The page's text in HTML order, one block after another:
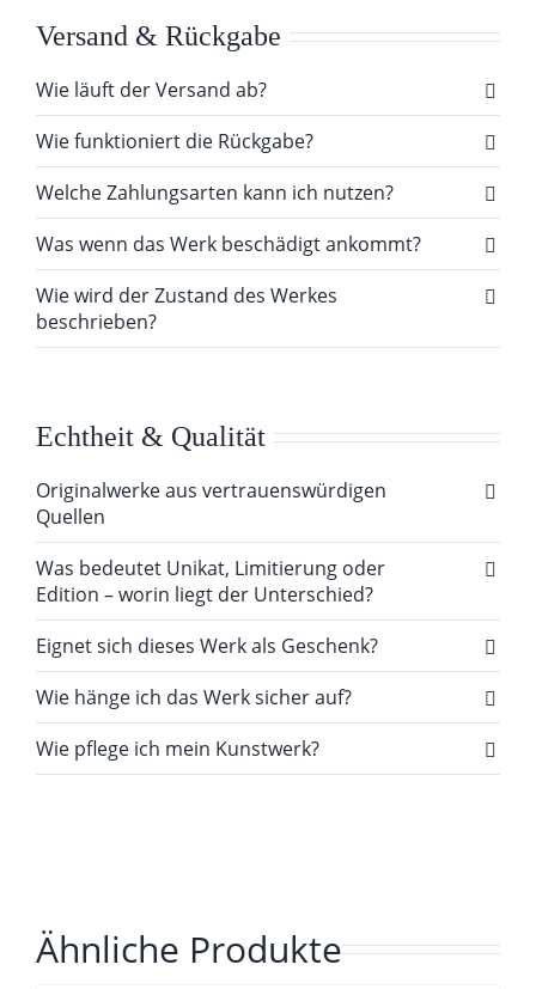
Versand & Rückgabe
Wie läuft der Versand ab?
Wie funktioniert die Rückgabe?
Welche Zahlungsarten kann ich nutzen?
Was wenn das Werk beschädigt ankommt?
Wie wird der Zustand des Werkes
beschrieben?
Echtheit & Qualität
Originalwerke aus vertrauenswürdigen
Quellen
Was bedeutet Unikat, Limitierung oder
Edition – worin liegt der Unterschied?
Eignet sich dieses Werk als Geschenk?
Wie hänge ich das Werk sicher auf?
Wie pflege ich mein Kunstwerk?
Ähnliche Produkte